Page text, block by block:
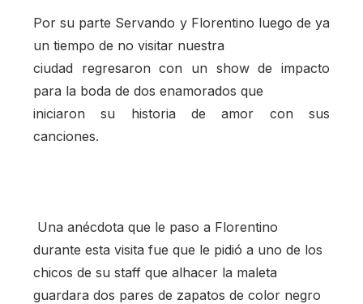
Por su parte Servando y Florentino luego de ya
un tiempo de no visitar nuestra
ciudad regresaron con un show de impacto
para la boda de dos enamorados que
iniciaron su historia de amor con sus
canciones.
Una anécdota que le paso a Florentino
durante esta visita fue que le pidió a uno de los
chicos de su staff que alhacer la maleta
guardara dos pares de zapatos de color negro